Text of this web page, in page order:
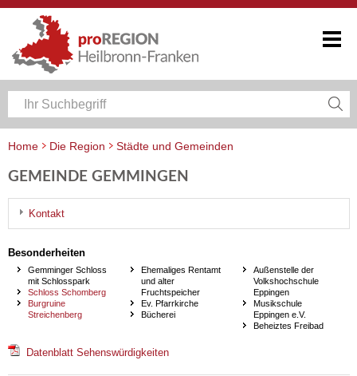
Home Die Region Städte und Gemeinden
GEMEINDE GEMMINGEN
Kontakt
Besonderheiten
Gemminger Schloss
mit Schlosspark
Schloss Schomberg
Burgruine
Streichenberg
Ehemaliges Rentamt
und alter
Fruchtspeicher
Ev. Pfarrkirche
Bücherei
Außenstelle der
Volkshochschule
Eppingen
Musikschule
Eppingen e.V.
Beheiztes Freibad
Datenblatt Sehenswürdigkeiten